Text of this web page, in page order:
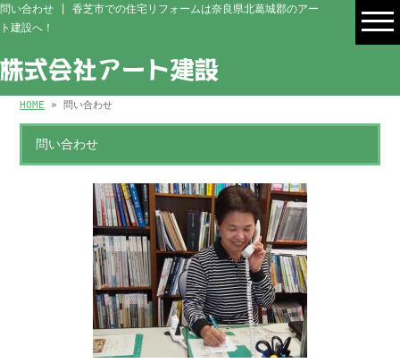
問い合わせ | 香芝市での住宅リフォームは奈良県北葛城郡のアー
ト建設へ！
HOME » 問い合わせ
問い合わせ